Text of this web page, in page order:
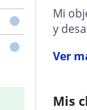
Mi
y
Ver
Mis